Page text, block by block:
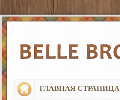
ГЛАВНАЯ СТРАНИЦА